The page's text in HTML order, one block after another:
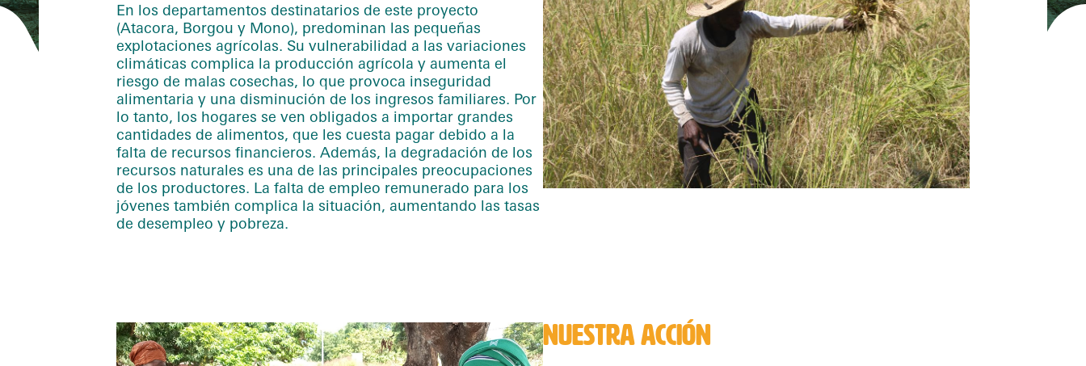
En los departamentos destinatarios de este proyecto
(Atacora, Borgou y Mono), predominan las pequeñas
explotaciones agrícolas. Su vulnerabilidad a las variaciones
climáticas complica la producción agrícola y aumenta el
riesgo de malas cosechas, lo que provoca inseguridad
alimentaria y una disminución de los ingresos familiares. Por
lo tanto, los hogares se ven obligados a importar grandes
cantidades de alimentos, que les cuesta pagar debido a la
falta de recursos financieros. Además, la degradación de los
recursos naturales es una de las principales preocupaciones
de los productores. La falta de empleo remunerado para los
jóvenes también complica la situación, aumentando las tasas
de desempleo y pobreza.
NUESTRA ACCIÓN